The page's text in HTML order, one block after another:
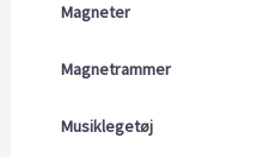
Magneter
Magnetrammer
Musiklegetøj